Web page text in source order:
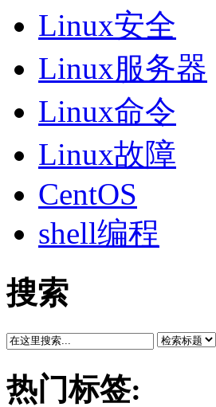
Linux安全
Linux服务器
Linux命令
Linux故障
CentOS
shell编程
搜索
热门标签: